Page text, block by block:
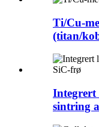
Ti/Cu-
(titan/
Integrert
sintring